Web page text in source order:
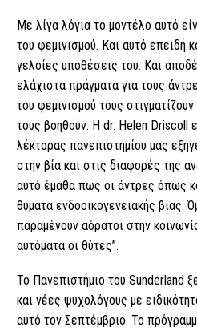
Με λίγα λόγια το μοντέλο αυτό
του φεμινισμού. Και αυτό επειδή
γελοίες υποθέσεις του. Και
ελάχιστα πράγματα για τους
του φεμινισμού τους
τους βοηθούν. Η dr. Helen Driscoll
λέκτορας πανεπιστημίου μας
στην βία και στις διαφορές της
αυτό έμαθα πως οι άντρες όπως
θύματα ενδοοικογενειακής βίας.
παραμένουν αόρατοι στην
αυτόματα οι θύτες”.
Το Πανεπιστήμιο του Sunderland
και νέες ψυχολόγους με
αυτό τον Σεπτέμβριο. Το